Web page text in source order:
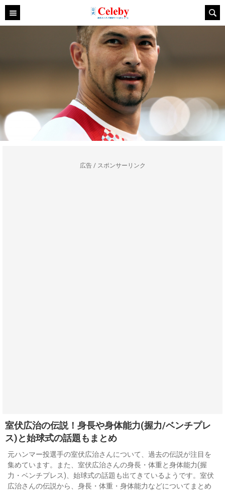
広告 / スポンサーリンク
室伏広治の伝説！身長や身体能力(握力/ベンチプレ
ス)と始球式の話題もまとめ
元ハンマー投選手の室伏広治さんについて、過去の伝説が注目を
集めています。また、室伏広治さんの身長・体重と身体能力(握
力・ベンチプレス)、始球式の話題も出てきているようです。室伏
広治さんの伝説から、身長・体重・身体能力などについてまとめ